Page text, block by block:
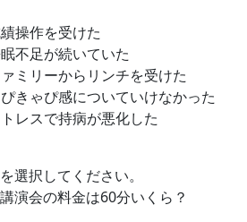
操作を受けた
不足が続いていた
ミリーからリンチを受けた
きゃぴ感についていけなかった
レスで持病が悪化した
選択してください。
演会の料金は60分いくら？